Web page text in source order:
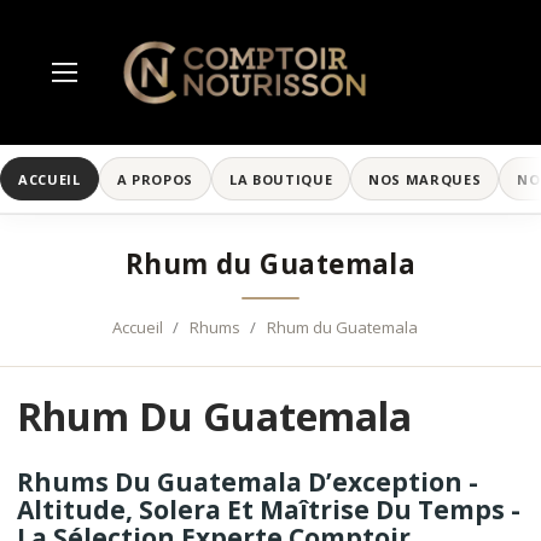
ACCUEIL A PROPOS LA BOUTIQUE NOS MARQUES
Rhum du Guatemala
Accueil Rhums Rhum du Guatemala
Rhum Du Guatemala
Rhums Du Guatemala D’exception -
Altitude, Solera Et Maîtrise Du Temps -